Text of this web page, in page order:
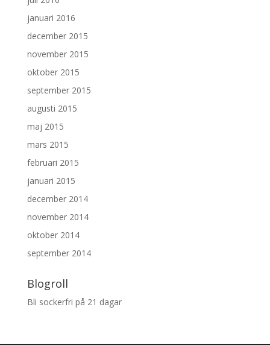
januari 2016
december 2015
november 2015
oktober 2015
september 2015
augusti 2015
maj 2015
mars 2015
februari 2015
januari 2015
december 2014
november 2014
oktober 2014
september 2014
Blogroll
Bli sockerfri på 21 dagar